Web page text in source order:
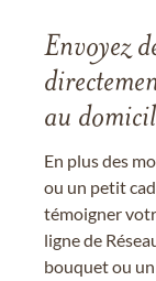
Envoyez
au
En plus des
ou un petit
témoigner
ligne de
bouquet ou